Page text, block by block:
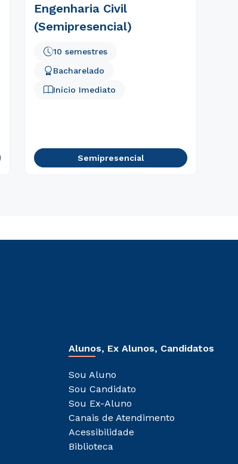
Engenharia Civil
(Semipresencial)
10 semestres
Bacharelado
Início Imediato
Semipresencial
Alunos, Ex Alunos, Candidatos
Sou Aluno
Sou Candidato
Sou Ex-Aluno
Canais de Atendimento
Acessibilidade
Biblioteca